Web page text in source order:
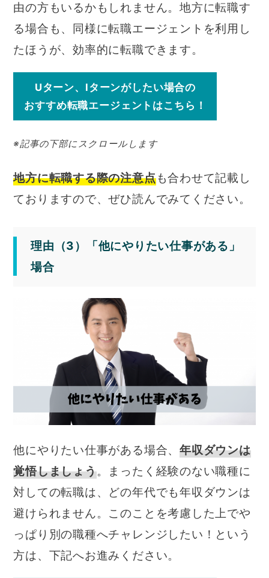
由の方もいるかもしれません。地方に転職す
る場合も、同様に転職エージェントを利用し
たほうが、効率的に転職できます。
Uターン、Iターンがしたい場合の
おすすめ転職エージェントはこちら！
※記事の下部にスクロールします
地方に転職する際の注意点も合わせて記載し
ておりますので、ぜひ読んでみてください。
理由（3）「他にやりたい仕事がある」
場合
他にやりたい仕事がある場合、年収ダウンは
覚悟しましょう。まったく経験のない職種に
対しての転職は、どの年代でも年収ダウンは
避けられません。このことを考慮した上でや
っぱり別の職種へチャレンジしたい！という
方は、下記へお進みください。